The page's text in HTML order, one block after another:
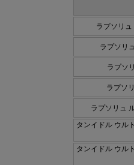
ラプソリュ
ラプソリ
ラプソ
ラプソ
ラプソリュ
タンイドル ウル
タンイドル ウル